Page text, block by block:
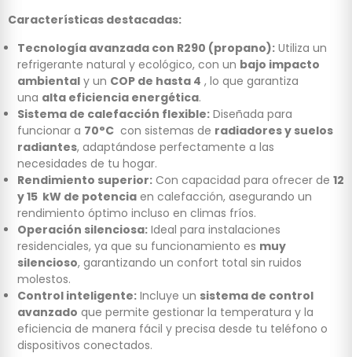
Características destacadas:
Tecnología avanzada con R290 (propano): Utiliza un
refrigerante natural y ecológico, con un bajo impacto
ambiental y un COP de hasta 4 , lo que garantiza
una alta eficiencia energética.
Sistema de calefacción flexible: Diseñada para
funcionar a 70°C con sistemas de radiadores y suelos
radiantes, adaptándose perfectamente a las
necesidades de tu hogar.
Rendimiento superior: Con capacidad para ofrecer de 12
y 15 kW de potencia en calefacción, asegurando un
rendimiento óptimo incluso en climas fríos.
Operación silenciosa: Ideal para instalaciones
residenciales, ya que su funcionamiento es muy
silencioso, garantizando un confort total sin ruidos
molestos.
Control inteligente: Incluye un sistema de control
avanzado que permite gestionar la temperatura y la
eficiencia de manera fácil y precisa desde tu teléfono o
dispositivos conectados.